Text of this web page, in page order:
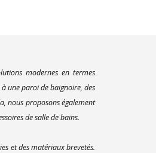
modernes en termes
une paroi de baignoire, des
nous proposons également
de salle de bains.
et des matériaux brevetés.